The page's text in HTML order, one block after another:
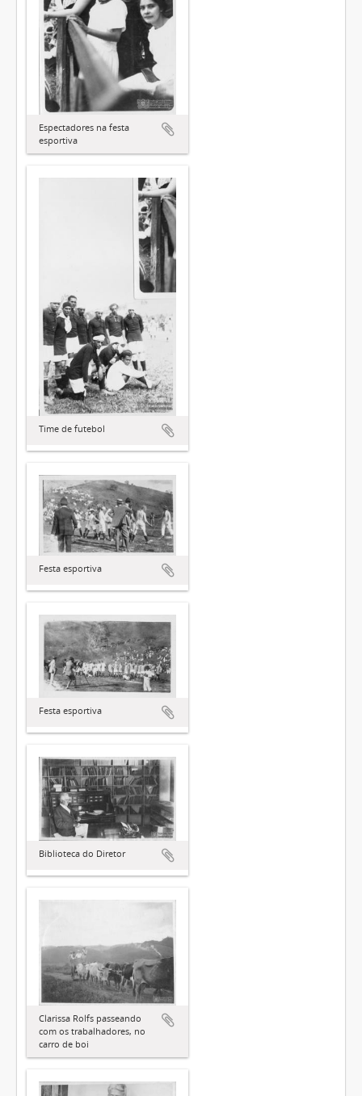
Espectadores na festa
esportiva
Time de futebol
Festa esportiva
Festa esportiva
Biblioteca do Diretor
Clarissa Rolfs passeando
com os trabalhadores, no
carro de boi